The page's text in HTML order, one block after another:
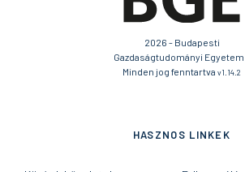
2026 - Budapesti
Gazdaságtudományi
Minden jog fenntartva v1.14.2
HASZNOS LINKEK